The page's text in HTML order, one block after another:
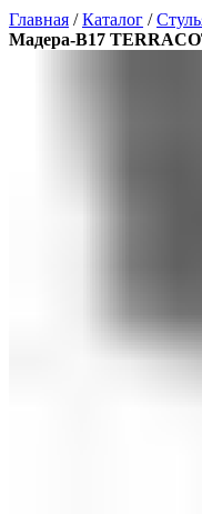
Главная /Каталог /
Мадера-B17